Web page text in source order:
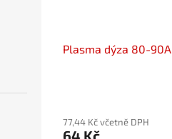
Plasma dýza 80-90A
77,44 Kč včetně DPH